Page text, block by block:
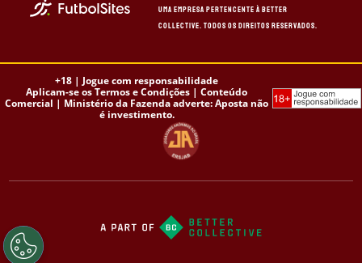
uma empresa pertencente à Better
Collective. Todos os direitos reservados.
+18 |Jogue com responsabilidade
Aplicam-se os Termos e Condições | Conteúdo
Comercial | Ministério da Fazenda adverte: Aposta não
é investimento.